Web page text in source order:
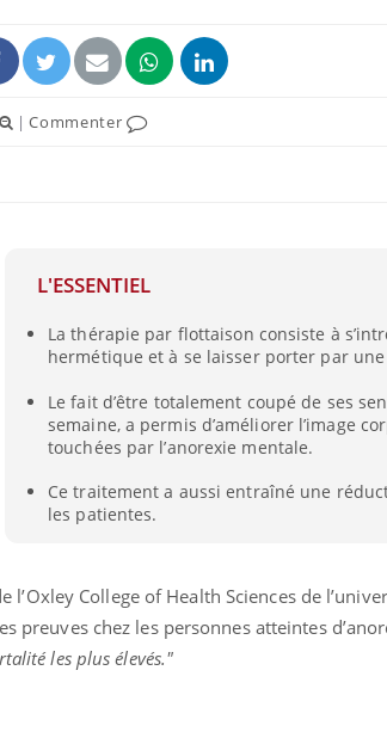
|Commenter
L'ESSENTIEL
La thérapie par flottaison consiste à
hermétique et à se laisser porter par
Le fait d’être totalement coupé de ses
semaine, a permis d’améliorer l’image
touchées par l’anorexie mentale.
Ce traitement a aussi entraîné une
les patientes.
College of Health Sciences de
preuves chez les personnes atteintes
les plus élevés."